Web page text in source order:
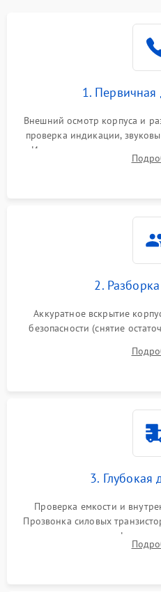
1. Первичная
Внешний осмотр корпуса и
проверка индикации,
Измерение входного и
реакции ИБП на
2.
Аккуратное вскрытие
безопасности (снятие
и кистей для
3. Глубокая
Проверка емкости и
Прозвонка силовых
переключения и
конденсаторов и